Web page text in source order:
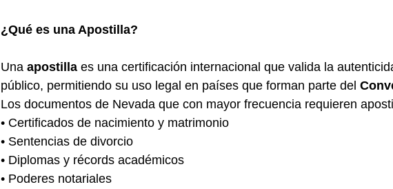
¿Qué es una Apostilla?
Una apostilla es una certificación internacional que valida la
público, permitiendo su uso legal en países que forman parte del
Los documentos de Nevada que con mayor frecuencia requieren
• Certificados de nacimiento y matrimonio
• Sentencias de divorcio
• Diplomas y récords académicos
• Poderes notariales